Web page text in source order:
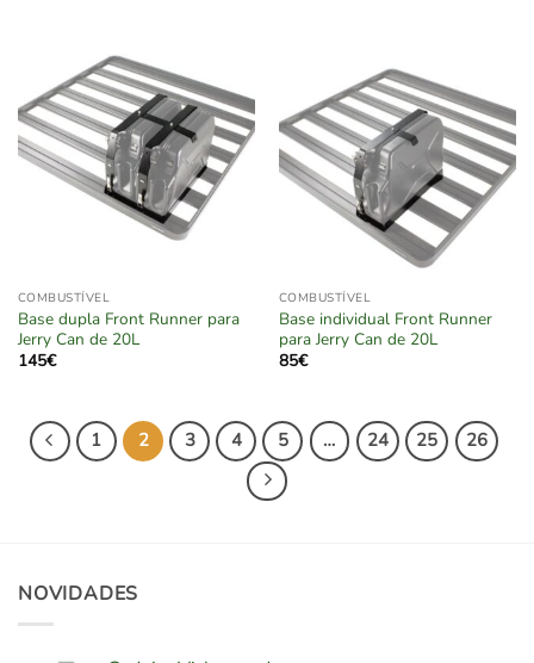
COMBUSTÍVEL
Base dupla Front Runner para
Jerry Can de 20L
145€
COMBUSTÍVEL
Base individual Front Runner
para Jerry Can de 20L
85€
1 2 3 4 5 … 24 25 26
NOVIDADES